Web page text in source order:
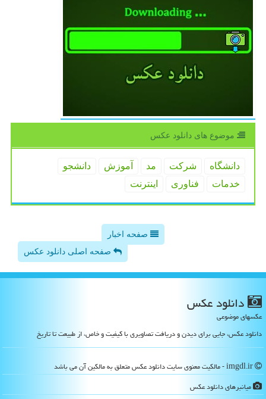
موضوع های دانلود عكس
دانشگاه شركت مد آموزش
دانشجو
خدمات
فناوری اینترنت
صفحه اخبار
صفحه اصلی دانلود عکس
دانلود عكس
عکسهای موضوعی
دانلود عکس، جایی برای دیدن و دریافت تصاویری با کیفیت و خاص، از طبیعت تا تاریخ
میانبرهای دانلود عكس